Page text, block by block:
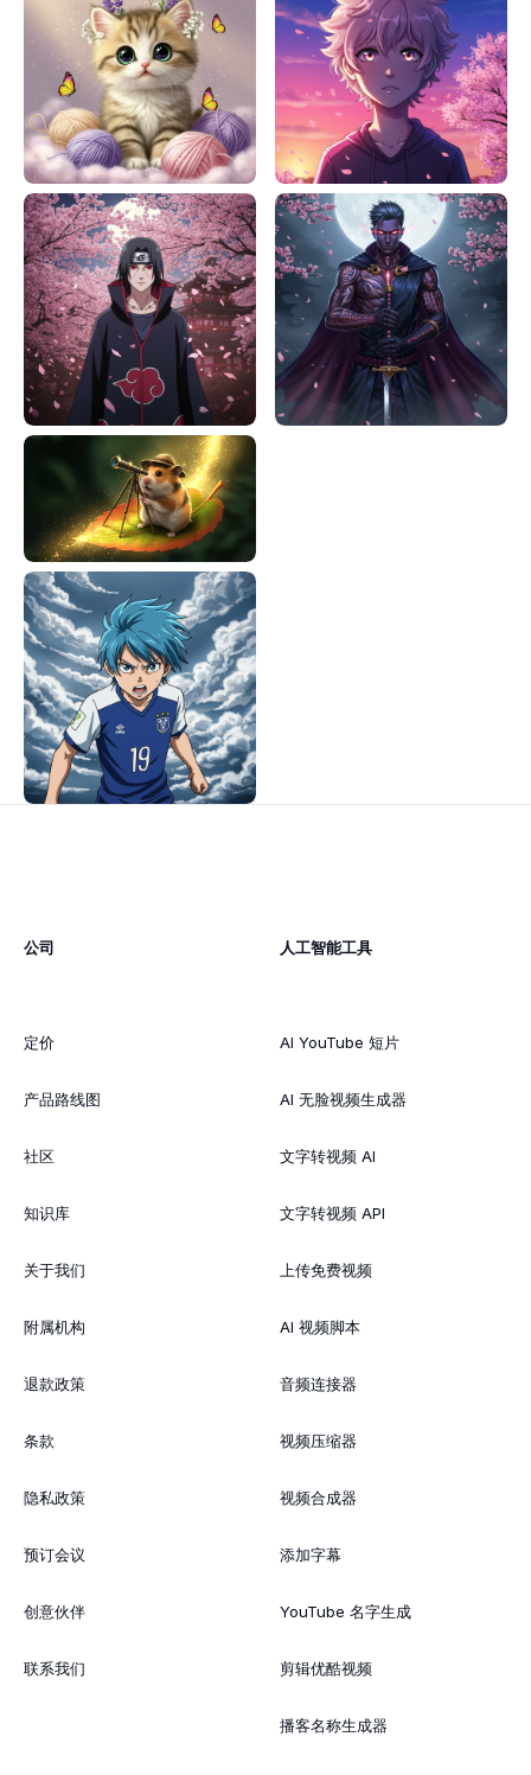
公司
定价
产品路线图
社区
知识库
关于我们
附属机构
退款政策
条款
隐私政策
预订会议
创意伙伴
联系我们
人工智能工具
AI YouTube 短片
AI 无脸视频生成器
文字转视频 AI
文字转视频 API
上传免费视频
AI 视频脚本
音频连接器
视频压缩器
视频合成器
添加字幕
YouTube 名字生成
剪辑优酷视频
播客名称生成器